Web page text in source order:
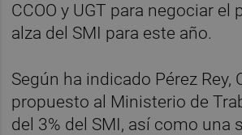
CCOO y UGT para negociar el
alza del SMI para este año.
Según ha indicado Pérez Rey,
propuesto al Ministerio de
del 3% del SMI, así como una